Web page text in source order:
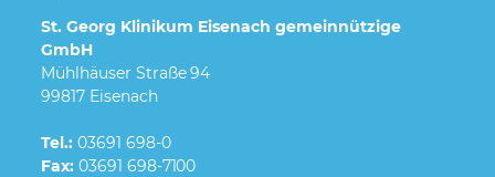
St. Georg Klinikum Eisenach gemeinnützige
GmbH
Mühlhäuser Straße 94
99817 Eisenach
Tel.: 03691 698-0
Fax: 03691 698-7100